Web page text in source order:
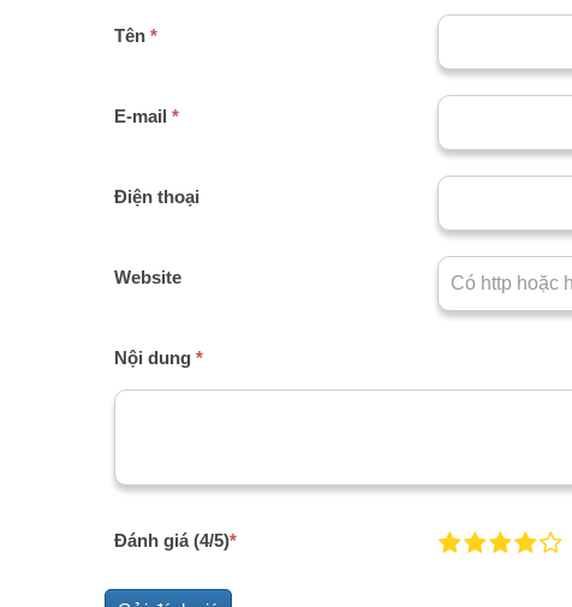
Tên *
E-mail *
Điện thoại
Website
Nội dung *
Đánh giá (4/5)*